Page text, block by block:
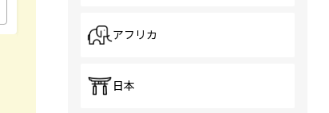
アフリカ
日本